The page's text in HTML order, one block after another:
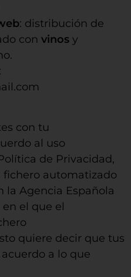
: distribución de
con vinos y
:
con tu
al uso
de Privacidad,
fichero automatizado
Agencia Española
el que el
quiere decir que tus
a lo que